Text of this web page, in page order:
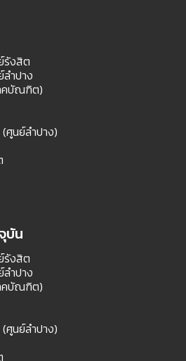
งสิต
ำปาง
บัณฑิต)
นย์ลำปาง)
บัน
งสิต
ำปาง
บัณฑิต)
นย์ลำปาง)